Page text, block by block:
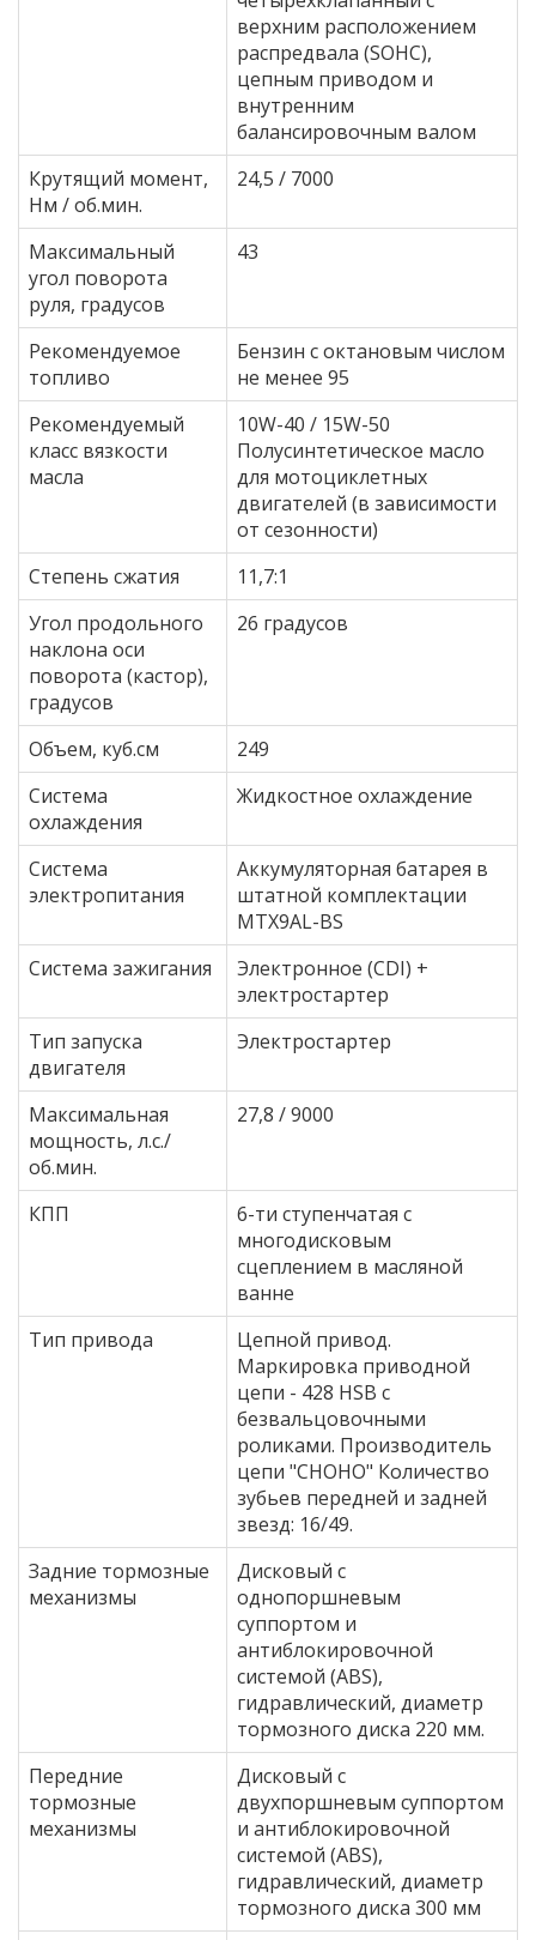
верхним расположением
распредвала (SOHC),
цепным приводом и
внутренним
балансировочным валом
Крутящий момент,
Нм / об.мин.
24,5 / 7000
Максимальный
угол поворота
руля, градусов
43
Рекомендуемое
топливо
Бензин с октановым числом
не менее 95
Рекомендуемый
класс вязкости
масла
10W-40 / 15W-50
Полусинтетическое масло
для мотоциклетных
двигателей (в зависимости
от сезонности)
Степень сжатия
11,7:1
Угол продольного
наклона оси
поворота (кастор),
градусов
26 градусов
Объем, куб.см
249
Система
охлаждения
Жидкостное охлаждение
Система
электропитания
Аккумуляторная батарея в
штатной комплектации
MTX9AL-BS
Система зажигания
Электронное (CDI) +
электростартер
Тип запуска
двигателя
Электростартер
Максимальная
мощность, л.с./
об.мин.
27,8 / 9000
КПП
6-ти ступенчатая с
многодисковым
сцеплением в масляной
ванне
Тип привода
Цепной привод.
Маркировка приводной
цепи - 428 HSB с
безвальцовочными
роликами. Производитель
цепи "CHOHO" Количество
зубьев передней и задней
звезд: 16/49.
Задние тормозные
механизмы
Дисковый с
однопоршневым
суппортом и
антиблокировочной
системой (ABS),
гидравлический, диаметр
тормозного диска 220 мм.
Передние
тормозные
механизмы
Дисковый с
двухпоршневым суппортом
и антиблокировочной
системой (ABS),
гидравлический, диаметр
тормозного диска 300 мм